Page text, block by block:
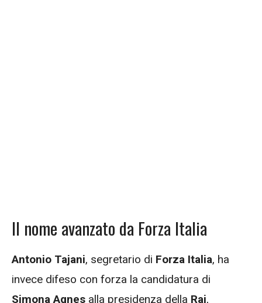
Il nome avanzato da Forza Italia
Antonio Tajani, segretario di Forza Italia, ha
invece difeso con forza la candidatura di
Simona Agnes alla presidenza della Rai,